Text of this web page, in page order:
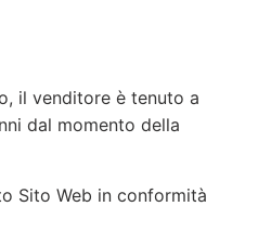
il venditore è tenuto a
dal momento della
Sito Web in conformità